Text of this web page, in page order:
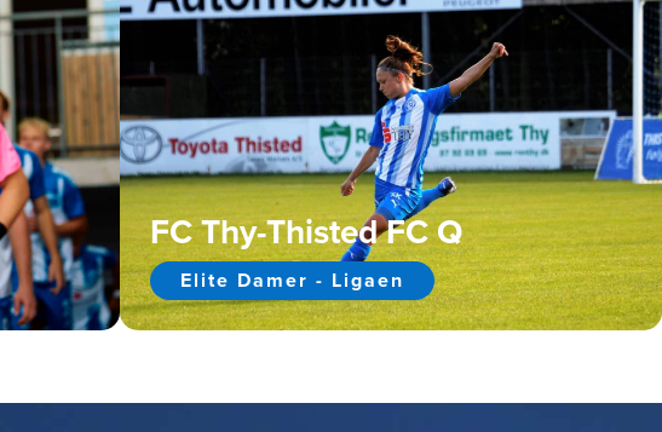
FC Thy-Thisted FC Q
Elite Damer - Ligaen